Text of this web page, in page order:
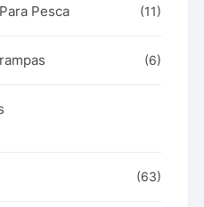
Pesca (11)
(6)
(63)